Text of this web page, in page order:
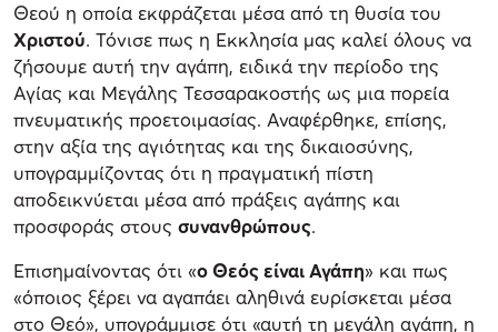
Θεού η οποία εκφράζεται μέσα από τη θυσία του
Χριστού. Τόνισε πως η Εκκλησία μας καλεί όλους να
ζήσουμε αυτή την αγάπη, ειδικά την περίοδο της
Αγίας και Μεγάλης Τεσσαρακοστής ως μια πορεία
πνευματικής προετοιμασίας. Αναφέρθηκε, επίσης,
στην αξία της αγιότητας και της δικαιοσύνης,
υπογραμμίζοντας ότι η πραγματική πίστη
αποδεικνύεται μέσα από πράξεις αγάπης και
προσφοράς στους συνανθρώπους.
Επισημαίνοντας ότι «ο Θεός είναι Αγάπη» και πως
«όποιος ξέρει να αγαπάει αληθινά ευρίσκεται μέσα
στο Θεό», υπογράμμισε ότι «αυτή τη μεγάλη αγάπη, η